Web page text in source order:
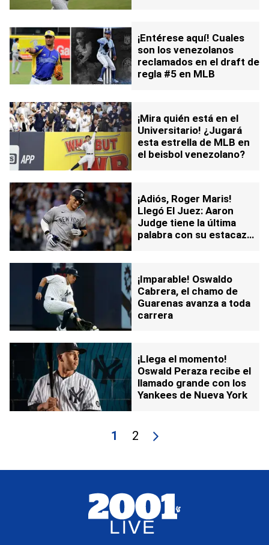
¡Entérese aquí! Cuales
son los venezolanos
reclamados en el draft de
regla #5 en MLB
¡Mira quién está en el
Universitario! ¿Jugará
esta estrella de MLB en
el beisbol venezolano?
¡Adiós, Roger Maris!
Llegó El Juez: Aaron
Judge tiene la última
palabra con su estacazo
¡Imparable! Oswaldo
Cabrera, el chamo de
Guarenas avanza a toda
carrera
¡Llega el momento!
Oswald Peraza recibe el
llamado grande con los
Yankees de Nueva York
1 2